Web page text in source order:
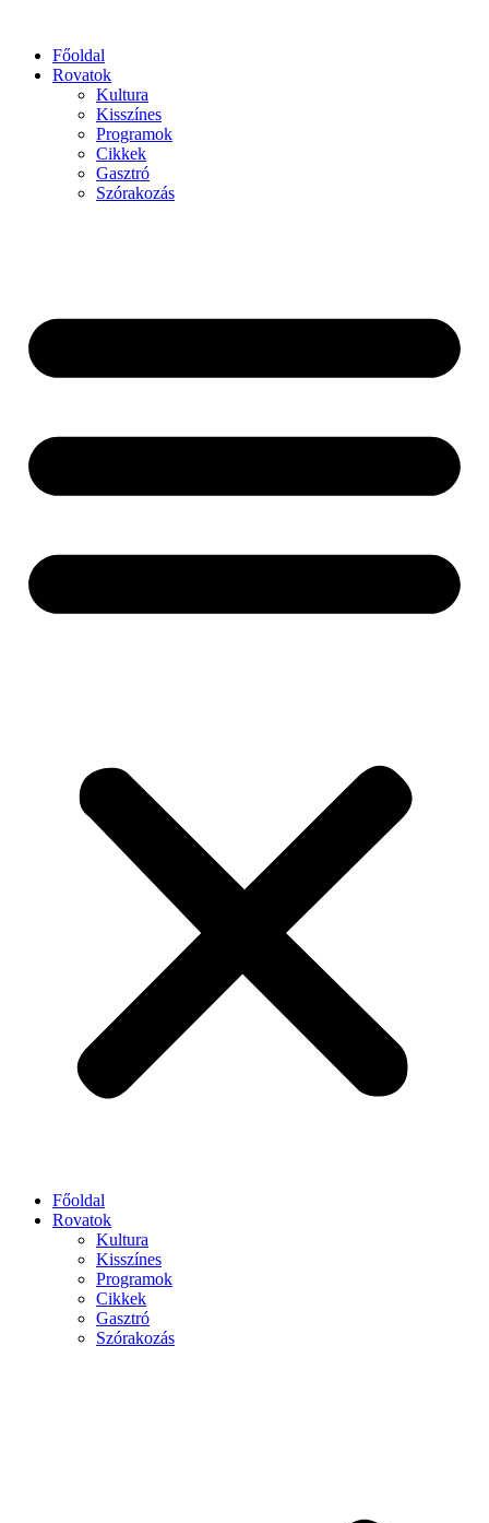
Főoldal
Rovatok
Kultura
Kisszínes
Programok
Cikkek
Gasztró
Szórakozás
Főoldal
Rovatok
Kultura
Kisszínes
Programok
Cikkek
Gasztró
Szórakozás